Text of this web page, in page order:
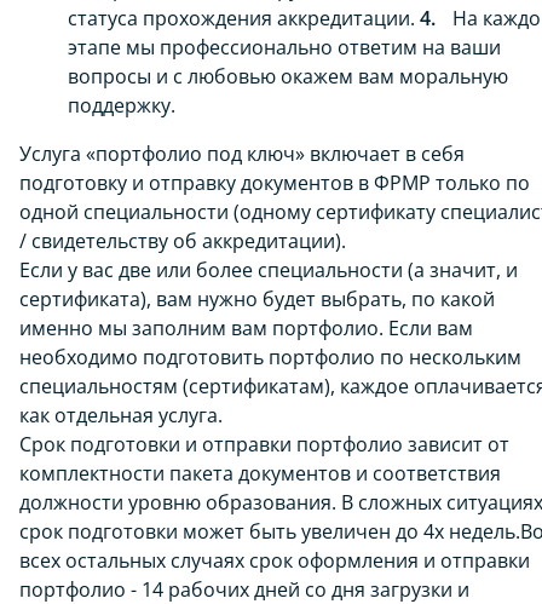
статуса прохождения аккредитации.
На
этапе мы профессионально ответим на ваши
вопросы и с любовью окажем вам моральную
поддержку.
Услуга «портфолио под ключ» включает в себя
подготовку и отправку документов в ФРМР только по
одной специальности (одному сертификату
/ свидетельству об аккредитации).
Если у вас две или более специальности (а значит, и
сертификата), вам нужно будет выбрать, по какой
именно мы заполним вам портфолио. Если вам
необходимо подготовить портфолио по нескольким
специальностям (сертификатам), каждое
как отдельная услуга.
Срок подготовки и отправки портфолио зависит от
комплектности пакета документов и соответствия
должности уровню образования. В сложных ситуациях
срок подготовки может быть увеличен до 4х
всех остальных случаях срок оформления и отправки
портфолио - 14 рабочих дней со дня загрузки и